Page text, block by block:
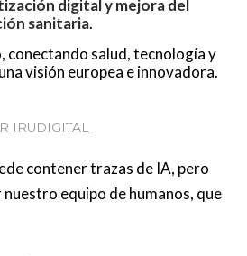
digital y mejora del
sanitaria.
conectando salud, tecnología y
visión europea e innovadora.
IRUDIGITAL
contener trazas de IA, pero
equipo de humanos, que